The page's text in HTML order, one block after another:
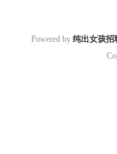
Powered by 纯出女孩招